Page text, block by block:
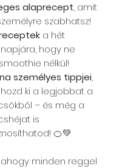
alaprecept, amit
szabhatsz!
a hét
hogy ne
nélkül!
személyes tippjei,
ki a legjobbat a
– és még a
is
🍊💚
ahogy minden reggel